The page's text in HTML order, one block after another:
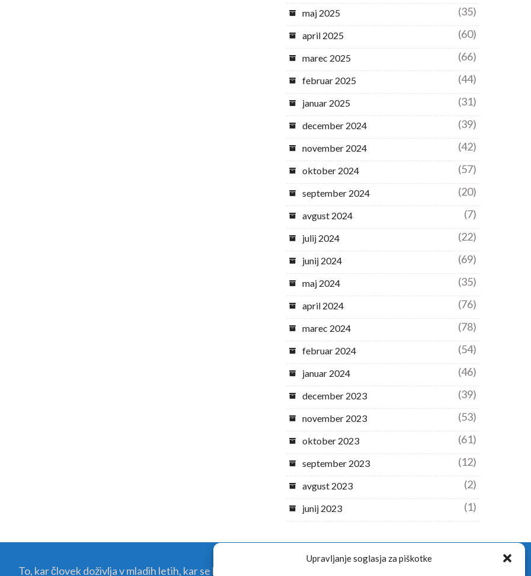
Upravljanje soglasja za piškotke
maj 2025 (35)
april 2025 (60)
marec 2025 (66)
februar 2025 (44)
januar 2025 (31)
december 2024 (39)
november 2024 (42)
oktober 2024 (57)
september 2024 (20)
avgust 2024 (7)
julij 2024 (22)
junij 2024 (69)
maj 2024 (35)
april 2024 (76)
marec 2024 (78)
februar 2024 (54)
januar 2024 (46)
december 2023 (39)
november 2023 (53)
oktober 2023 (61)
september 2023 (12)
avgust 2023 (2)
junij 2023 (1)
To, kar človek doživlja v mladih letih, kar se kali